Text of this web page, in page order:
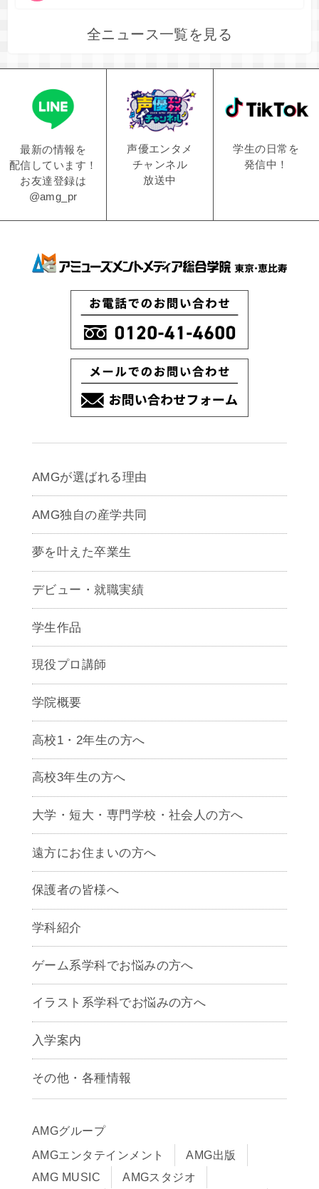
全ニュース一覧を見る
最新の情報を
配信しています！
お友達登録は
@amg_pr
声優エンタメ
チャンネル
放送中
学生の日常を
発信中！
AMGが選ばれる理由
AMG独自の産学共同
夢を叶えた卒業生
デビュー・就職実績
学生作品
現役プロ講師
学院概要
高校1・2年生の方へ
高校3年生の方へ
大学・短大・専門学校・社会人の方へ
遠方にお住まいの方へ
保護者の皆様へ
学科紹介
ゲームクリエイター学科
CG学科
アニメーション学科
声優学科
ゲーム系学科でお悩みの方へ
イラスト系学科でお悩みの方へ
入学案内
募集要項
早期出願制度・AOエントリー
入学までの流れ
学費サポート・各種制度
学費について
その他・各種情報
アクセス
サイトポリシー
在校生・保護者の方へ
AMGグループ
AMGエンタテインメント
AMG出版
AMG MUSIC
AMGスタジオ